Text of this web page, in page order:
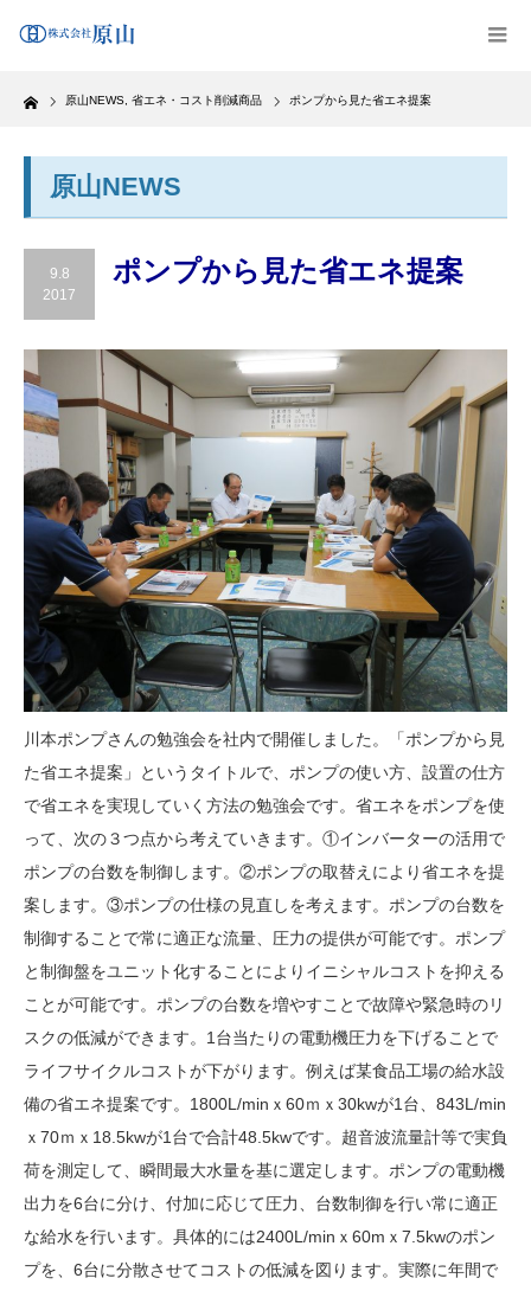
Home 原山NEWS 省エネ・コスト削減商品 ポンプから見た省エネ提案
原山NEWS
9.8
2017
ポンプから見た省エネ提案
川本ポンプさんの勉強会を社内で開催しました。「ポンプから見
た省エネ提案」というタイトルで、ポンプの使い方、設置の仕方
で省エネを実現していく方法の勉強会です。省エネをポンプを使
って、次の３つ点から考えていきます。①インバーターの活用で
ポンプの台数を制御します。②ポンプの取替えにより省エネを提
案します。③ポンプの仕様の見直しを考えます。ポンプの台数を
制御することで常に適正な流量、圧力の提供が可能です。ポンプ
と制御盤をユニット化することによりイニシャルコストを抑える
ことが可能です。ポンプの台数を増やすことで故障や緊急時のリ
スクの低減ができます。1台当たりの電動機圧力を下げることで
ライフサイクルコストが下がります。例えば某食品工場の給水設
備の省エネ提案です。1800L/minｘ60ｍｘ30kwが1台、843L/min
ｘ70ｍｘ18.5kwが1台で合計48.5kwです。超音波流量計等で実負
荷を測定して、瞬間最大水量を基に選定します。ポンプの電動機
出力を6台に分け、付加に応じて圧力、台数制御を行い常に適正
な給水を行います。具体的には2400L/minｘ60mｘ7.5kwのポン
プを、6台に分散させてコストの低減を図ります。実際に年間で